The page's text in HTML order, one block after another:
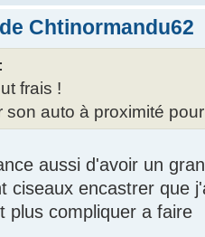
Chtinormandu62
frais !
son auto à proximité
aussi d'avoir un
ciseaux encastrer que
plus compliquer a faire